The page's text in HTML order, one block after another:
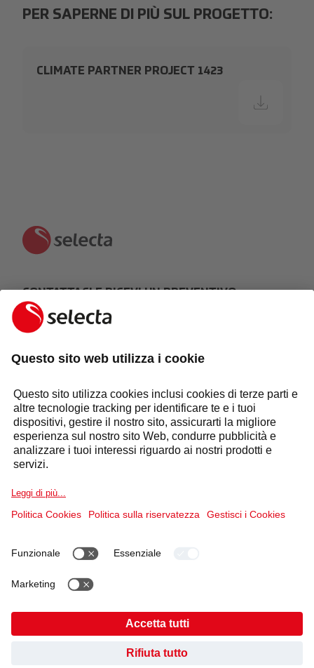
PER SAPERNE DI PIÙ SUL PROGETTO:
CLIMATE PARTNER PROJECT 1423
CONTATTACI E RICEVI UN PREVENTIVO
GRATUITO:
FARE UNA RICHIESTA
Risposta entro 24 ore
Settori
Selecta Group
Servizi
Dichiarazione dei cookieCondizioni d'uso
Informativa sulla Privacy dei datiImpronta
AVETE TROVATO QUELLO CHE STAVATE